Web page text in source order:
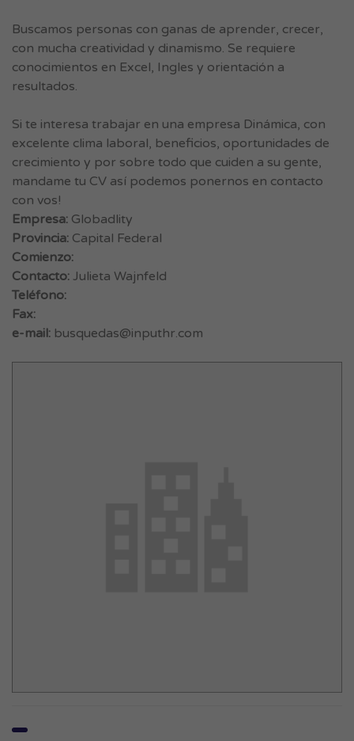
Buscamos personas con ganas de aprender, crecer,
con mucha creatividad y dinamismo. Se requiere
conocimientos en Excel, Ingles y orientación a
resultados.
Si te interesa trabajar en una empresa Dinámica, con
excelente clima laboral, beneficios, oportunidades de
crecimiento y por sobre todo que cuiden a su gente,
mandame tu CV así podemos ponernos en contacto
con vos!
Empresa: Globadlity
Provincia: Capital Federal
Comienzo:
Contacto: Julieta Wajnfeld
Teléfono:
Fax:
e-mail: busquedas@inputhr.com